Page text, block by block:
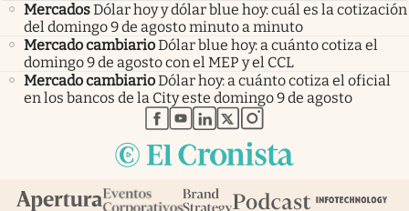
MercadosDólar hoy y dólar blue hoy: cuál es la cotización
del domingo 9 de agosto minuto a minuto
Mercado cambiarioDólar blue hoy: a cuánto cotiza el
domingo 9 de agosto con el MEP y el CCL
Mercado cambiarioDólar hoy: a cuánto cotiza el oficial
en los bancos de la City este domingo 9 de agosto
abre en nueva pestaña
abre en nueva pestaña
abre en nueva pestaña
abre en nueva pestaña
abre en nueva pestaña